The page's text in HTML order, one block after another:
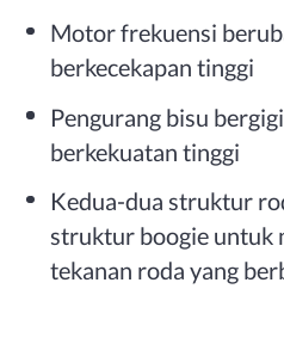
Motor frekuensi
berkecekapan tinggi
Pengurang bisu
berkekuatan tinggi
Kedua-dua struktur
struktur boogie untuk
tekanan roda yang